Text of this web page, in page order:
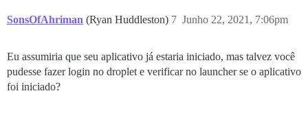
SonsOfAhriman (Ryan Huddleston) Junho 22, 2021, 7:06pm
7
Eu assumiria que seu aplicativo já estaria iniciado, mas talvez você
pudesse fazer login no droplet e verificar no launcher se o aplicativo
foi iniciado?